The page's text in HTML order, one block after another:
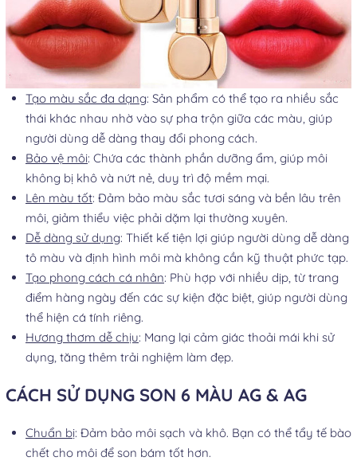
Tạo màu sắc đa dạng: Sản phẩm có thể tạo ra nhiều sắc
thái khác nhau nhờ vào sự pha trộn giữa các màu, giúp
người dùng dễ dàng thay đổi phong cách.
Bảo vệ môi: Chứa các thành phần dưỡng ẩm, giúp môi
không bị khô và nứt nẻ, duy trì độ mềm mại.
Lên màu tốt: Đảm bảo màu sắc tươi sáng và bền lâu trên
môi, giảm thiểu việc phải dặm lại thường xuyên.
Dễ dàng sử dụng: Thiết kế tiện lợi giúp người dùng dễ dàng
tô màu và định hình môi mà không cần kỹ thuật phức tạp.
Tạo phong cách cá nhân: Phù hợp với nhiều dịp, từ trang
điểm hàng ngày đến các sự kiện đặc biệt, giúp người dùng
thể hiện cá tính riêng.
Hương thơm dễ chịu: Mang lại cảm giác thoải mái khi sử
dụng, tăng thêm trải nghiệm làm đẹp.
CÁCH SỬ DỤNG SON 6 MÀU AG & AG
Chuẩn bị: Đảm bảo môi sạch và khô. Bạn có thể tẩy tế bào
chết cho môi để son bám tốt hơn.